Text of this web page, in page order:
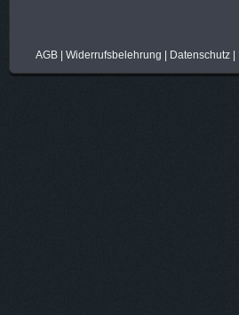
AGB| Widerrufsbelehrung Datenschutz|